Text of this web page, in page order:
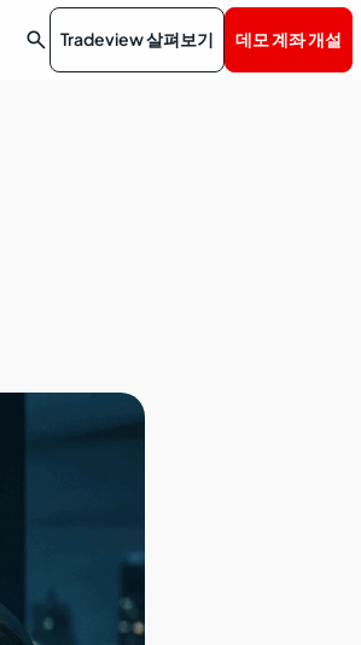
 Tradeview 살펴보기 데모 계좌 개설